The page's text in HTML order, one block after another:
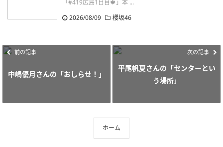
「#419広島1日目🍁」本 ...
2026/08/09
櫻坂46
前の記事
中嶋優月さんの「おしらせ！」
次の記事
平尾帆夏さんの「センターとい
う場所」
ホーム